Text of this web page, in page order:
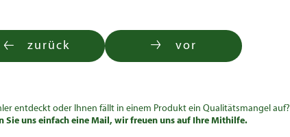
zurück vor
entdeckt oder Ihnen fällt in einem Produkt ein Qualitätsmangel auf?
Sie uns einfach eine Mail, wir freuen uns auf Ihre Mithilfe.